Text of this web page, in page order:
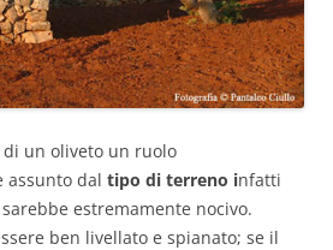
un oliveto un ruolo
assunto dal tipo di terreno infatti
estremamente nocivo.
ben livellato e spianato; se il